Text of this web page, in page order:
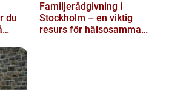
Familjerådgivning i
Stockholm – en viktig
resurs för hälsosamma